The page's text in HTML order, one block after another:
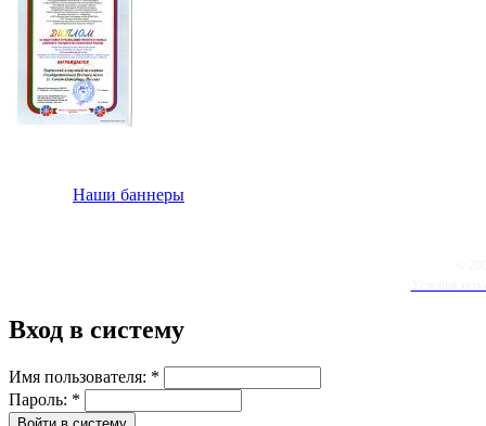
Наши баннеры
Вход в систему
Имя пользователя: *
Пароль: *